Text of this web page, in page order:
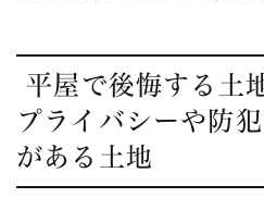
平屋で後悔する土
プライバシーや防
がある土地